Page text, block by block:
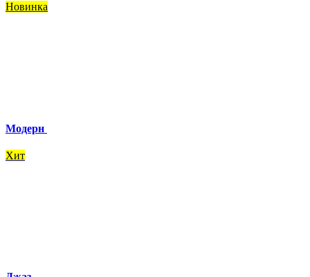
Новинка
Модерн
Хит